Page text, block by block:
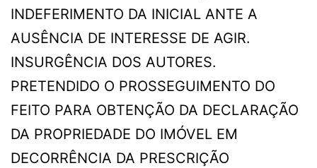
INDEFERIMENTO DA INICIAL ANTE A
AUSÊNCIA DE INTERESSE DE AGIR.
INSURGÊNCIA DOS AUTORES.
PRETENDIDO O PROSSEGUIMENTO DO
FEITO PARA OBTENÇÃO DA DECLARAÇÃO
DA PROPRIEDADE DO IMÓVEL EM
DECORRÊNCIA DA PRESCRIÇÃO